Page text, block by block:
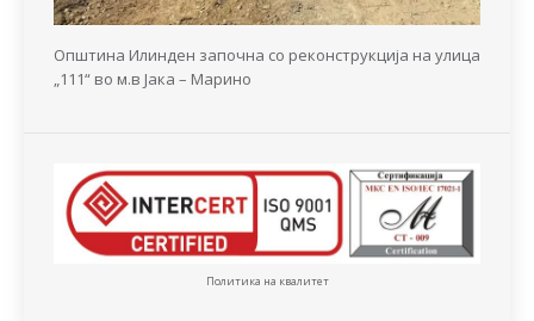
Општина Илинден започна со реконструкција на улица
„111“ во м.в Јака – Марино
Политика на квалитет